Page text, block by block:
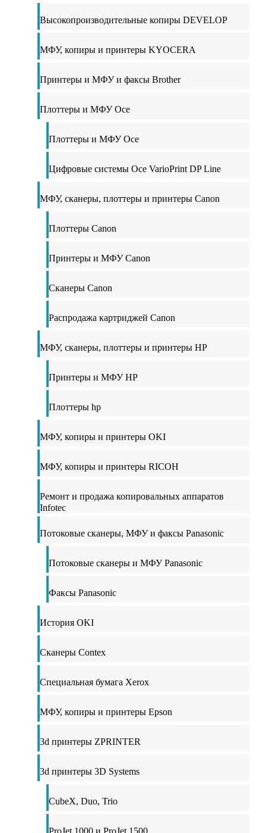
Высокопроизводительные копиры DEVELOP
МФУ, копиры и принтеры KYOCERA
Принтеры и МФУ и факсы Brother
Плоттеры и МФУ Oce
Плоттеры и МФУ Oce
Цифровые системы Oce VarioPrint DP Line
МФУ, сканеры, плоттеры и принтеры Canon
Плоттеры Canon
Принтеры и МФУ Canon
Сканеры Canon
Распродажа картриджей Canon
МФУ, сканеры, плоттеры и принтеры HP
Принтеры и МФУ HP
Плоттеры hp
МФУ, копиры и принтеры OKI
МФУ, копиры и принтеры RICOH
Ремонт и продажа копировальных аппаратов
Infotec
Потоковые сканеры, МФУ и факсы Panasonic
Потоковые сканеры и МФУ Panasonic
Факсы Panasonic
История OKI
Сканеры Contex
Специальная бумага Xerox
МФУ, копиры и принтеры Epson
3d принтеры ZPRINTER
3d принтеры 3D Systems
CubeX, Duo, Trio
ProJet 1000 и ProJet 1500